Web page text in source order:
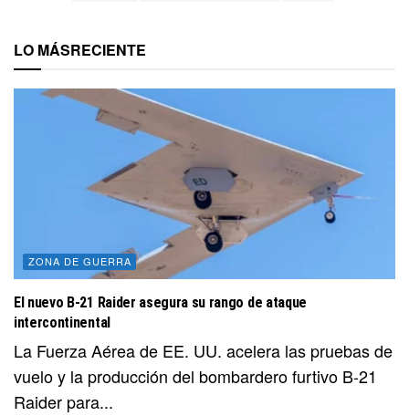
LO MÁSRECIENTE
ZONA DE GUERRA
El nuevo B-21 Raider asegura su rango de ataque
intercontinental
La Fuerza Aérea de EE. UU. acelera las pruebas de
vuelo y la producción del bombardero furtivo B-21
Raider para...